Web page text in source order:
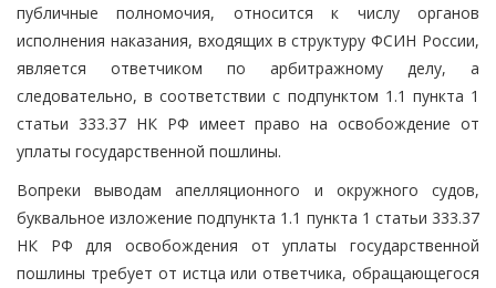
публичные полномочия, относится к числу органов
исполнения наказания, входящих в структуру ФСИН России,
является ответчиком по арбитражному делу, а
следовательно, в соответствии с подпунктом 1.1 пункта 1
статьи 333.37 НК РФ имеет право на освобождение от
уплаты государственной пошлины.
Вопреки выводам апелляционного и окружного судов,
буквальное изложение подпункта 1.1 пункта 1 статьи 333.37
НК РФ для освобождения от уплаты государственной
пошлины требует от истца или ответчика, обращающегося